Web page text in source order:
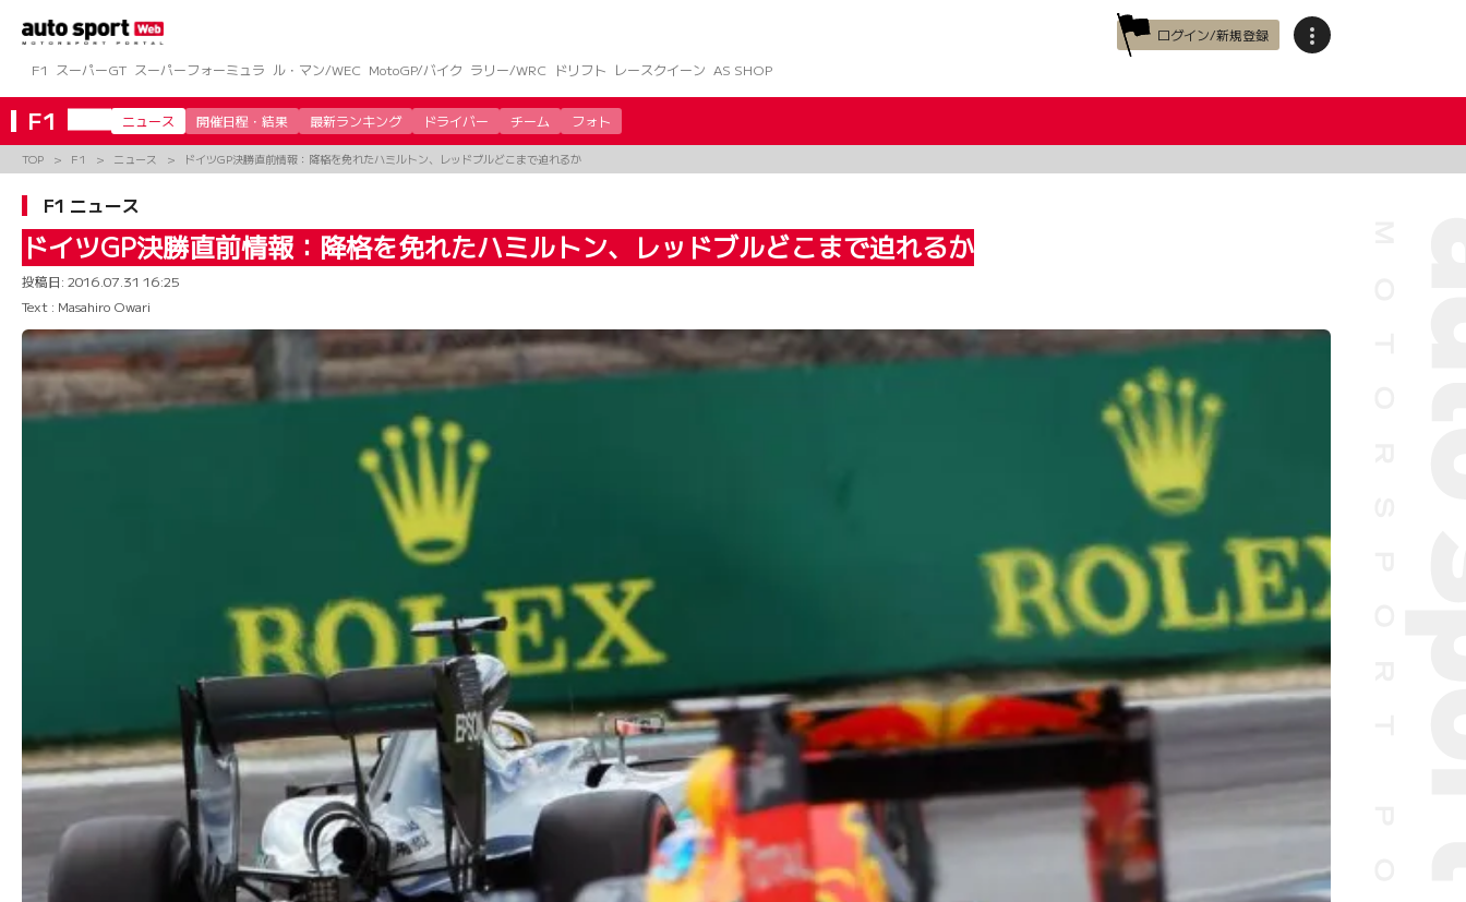
ツ
へ
ス
キ
ッ
ログイン/新規登録
F1
スーパーGT スーパーフォーミュラ ル・マン/WEC MotoGP/バイク ラリー/WRC ドリフト レースクイーン AS SHOP
F1 ニュース 開催日程・結果 最新ランキング ドライバー チーム フォト
TOP F1 ニュース ドイツGP決勝直前情報：降格を免れたハミルトン、レッドブルどこまで迫れるか
F1 ニュース
ドイツGP決勝直前情報：降格を免れたハミルトン、レッドブルどこまで迫れるか
投稿日: 2016.07.31 16:25
Text : Masahiro Owari